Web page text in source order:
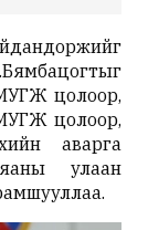
цолоор,
цолоор,
аварга
улаан